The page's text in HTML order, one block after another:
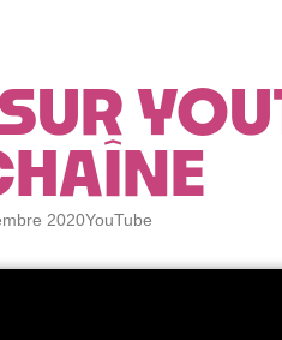
2020YouTube